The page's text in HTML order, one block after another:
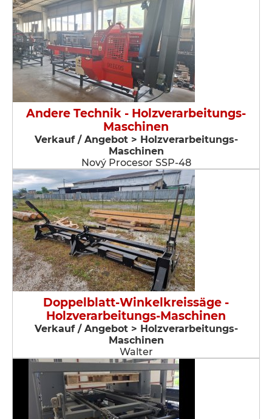
Andere Technik - Holzverarbeitungs-
Maschinen
Verkauf / Angebot > Holzverarbeitungs-
Maschinen
Nový Procesor SSP-48
Doppelblatt-Winkelkreissäge -
Holzverarbeitungs-Maschinen
Verkauf / Angebot > Holzverarbeitungs-
Maschinen
Walter